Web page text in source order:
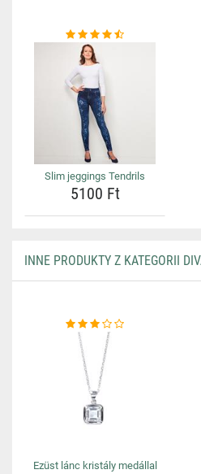
Slim jeggings Tendrils
5100 Ft
INNE PRODUKTY Z KATEGORII
Ezüst lánc kristály medállal